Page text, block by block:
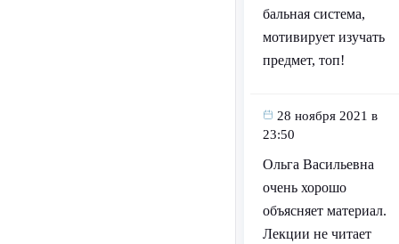
бальная система,
мотивирует изучать
предмет, топ!
28 ноября 2021 в
23:50
Ольга Васильевна
очень хорошо
объясняет материал.
Лекции не читает